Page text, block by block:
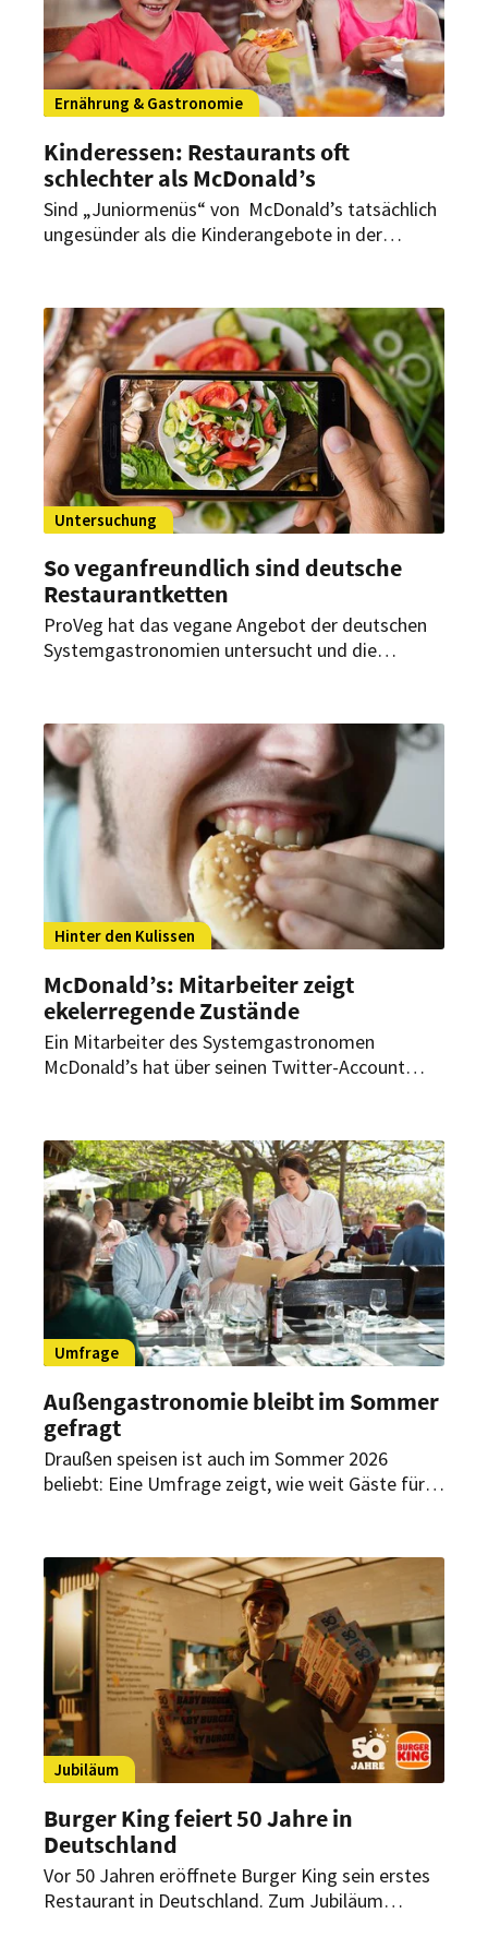
Ernährung & Gastronomie
Kinderessen: Restaurants oft
schlechter als McDonald’s
Sind „Juniormenüs“ von McDonald’s tatsächlich
ungesünder als die Kinderangebote in der
durch und kam zu überraschenden Ergebnissen…
Untersuchung
So veganfreundlich sind deutsche
Restaurantketten
ProVeg hat das vegane Angebot der deutschen
Systemgastronomien untersucht und die
Restaurants ist auf Veganer eingestellt.
Hinter den Kulissen
McDonald’s: Mitarbeiter zeigt
ekelerregende Zustände
Ein Mitarbeiter des Systemgastronomen
McDonald’s hat über seinen Twitter-Account
Umfrage
Außengastronomie bleibt im Sommer
gefragt
Draußen speisen ist auch im Sommer 2026
beliebt: Eine Umfrage zeigt, wie weit Gäste für
hundefreundliche Angebote haben.
Jubiläum
Burger King feiert 50 Jahre in
Deutschland
Vor 50 Jahren eröffnete Burger King sein erstes
Restaurant in Deutschland. Zum Jubiläum